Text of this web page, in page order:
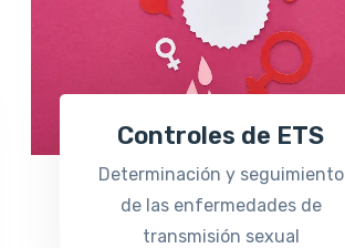
Controles de ETS
Determinación y seguimiento
de las enfermedades de
transmisión sexual